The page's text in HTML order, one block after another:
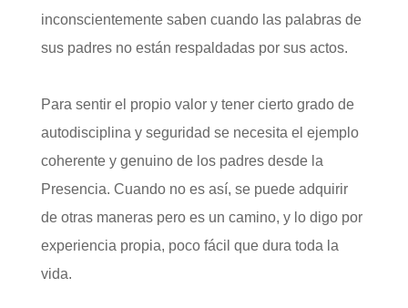
inconscientemente saben cuando las palabras de
sus padres no están respaldadas por sus actos.
Para sentir el propio valor y tener cierto grado de
autodisciplina y seguridad se necesita el ejemplo
coherente y genuino de los padres desde la
Presencia. Cuando no es así, se puede adquirir
de otras maneras pero es un camino, y lo digo por
experiencia propia, poco fácil que dura toda la
vida.